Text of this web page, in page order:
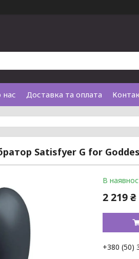
Доставка та оплата
Satisfyer G for
В
2 219 ₴
+380 (50)